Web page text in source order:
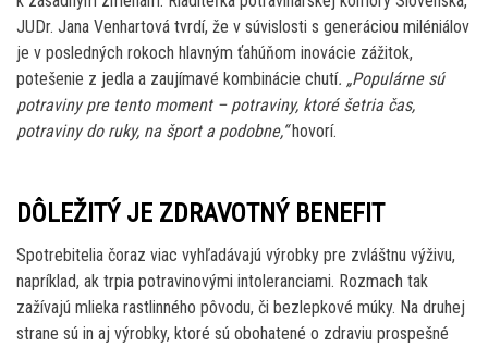
JUDr. Jana Venhartová tvrdí, že v súvislosti s generáciou miléniálov
je v posledných rokoch hlavným ťahúňom inovácie zážitok,
potešenie z jedla a zaujímavé kombinácie chutí. „Populárne sú
potraviny pre tento moment – potraviny, ktoré šetria čas,
potraviny do ruky, na šport a podobne,“hovorí.
DÔLEŽITÝ JE ZDRAVOTNÝ BENEFIT
Spotrebitelia čoraz viac vyhľadávajú výrobky pre zvláštnu výživu,
napríklad, ak trpia potravinovými intoleranciami. Rozmach tak
zažívajú mlieka rastlinného pôvodu, či bezlepkové múky. Na druhej
strane sú in aj výrobky, ktoré sú obohatené o zdraviu prospešné